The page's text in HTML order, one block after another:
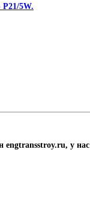
5W.
engtransstroy.ru, у